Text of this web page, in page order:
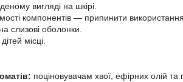
вигляді на шкірі.
компонентів — припинити використання.
слизові оболонки.
місці.
поціновувачам хвої, ефірних олій та